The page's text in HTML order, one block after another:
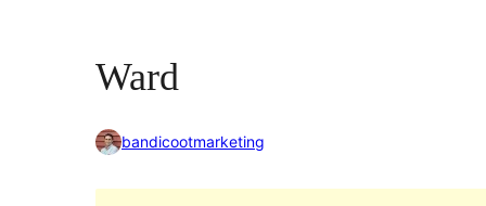
Ward
bandicootmarketing